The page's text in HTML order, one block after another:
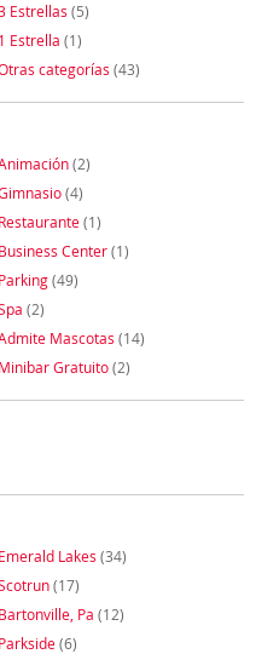
Estrellas (5)
1 Estrella (1)
categorías (43)
(2)
(4)
Restaurante(1)
Business Center(1)
Parking(49)
(2)
Mascotas (14)
Minibar Gratuito(2)
Emerald Lakes (34)
(17)
Bartonville, Pa (12)
Parkside(6)